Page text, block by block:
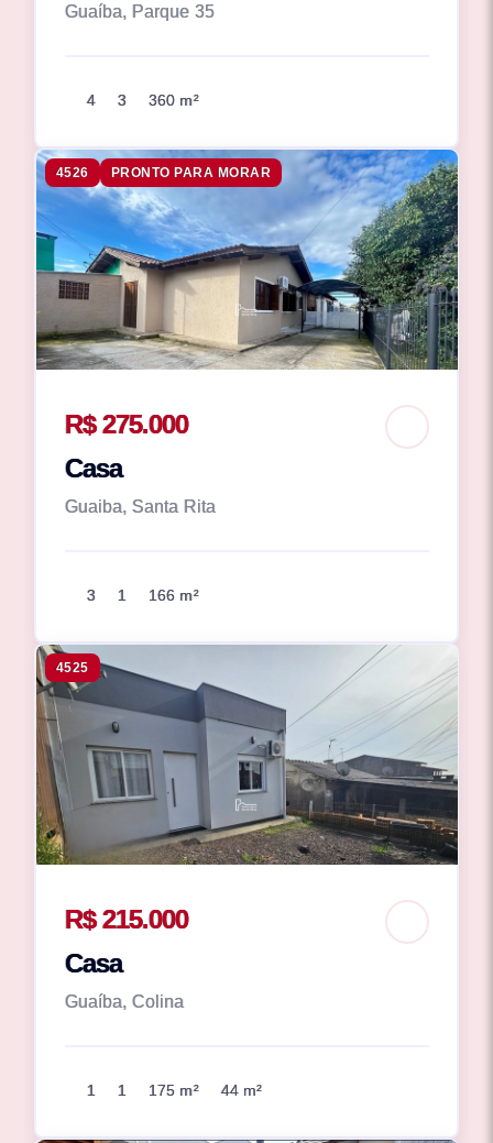
Guaíba, Parque 35
4 3 360 m²
4526 PRONTO PARA MORAR
R$ 275.000
Casa
Guaiba, Santa Rita
3 1 166 m²
4525
R$ 215.000
Casa
Guaíba, Colina
1 1 175 m² 44 m²